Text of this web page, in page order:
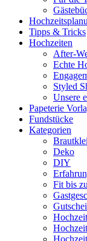
Tipps & Tricks
Hochzeiten
After-
Echte
Styled
Unsere
Papeterie
Fundstücke
Kategorien
Deko
DIY
Fit bis